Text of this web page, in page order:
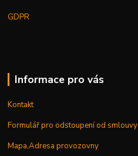
GDPR
Informace pro vás
Kontakt
Formulář pro odstoupení od smlouvy
Mapa,Adresa provozovny